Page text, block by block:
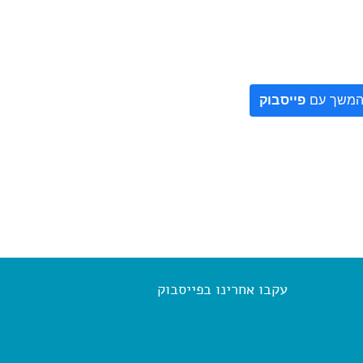
המשך עם פייסבוק
עקבו אחרינו בפייסבוק